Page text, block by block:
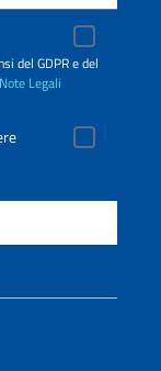
del GDPR e del
Note Legali